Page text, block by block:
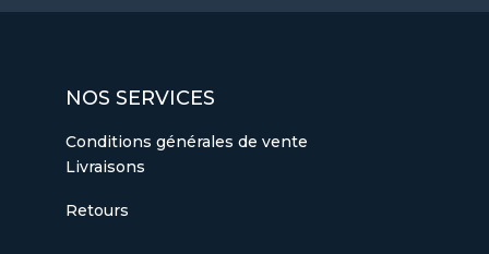
Conditions générales de vente
Livraisons
NOS SERVICES
Retours